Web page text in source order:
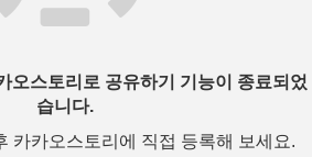
오스토리로 공유하기 기능이 종료되었
습니다.
카카오스토리에 직접 등록해 보세요.